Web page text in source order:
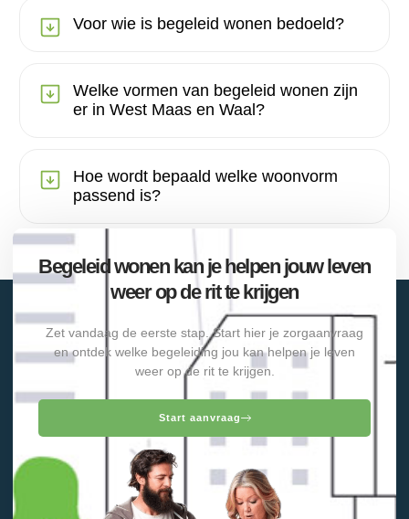
Voor wie is begeleid wonen bedoeld?
Welke vormen van begeleid wonen zijn
er in West Maas en Waal?
Hoe wordt bepaald welke woonvorm
passend is?
Begeleid wonen kan je helpen jouw leven
weer op de rit te krijgen
Zet vandaag de eerste stap. Start hier je zorgaanvraag
en ontdek welke begeleiding jou kan helpen je leven
weer op de rit te krijgen.
Start aanvraag